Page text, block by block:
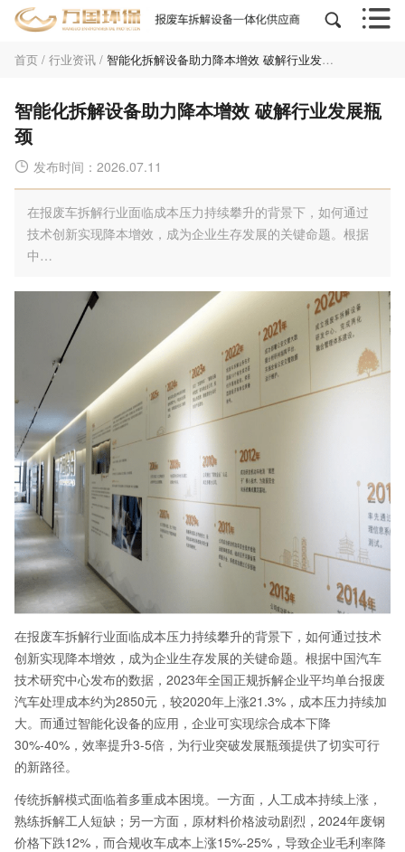
 
首页 / 行业资讯 / 智能化拆解设备助力降本增效 破解行业发展瓶颈
智能化拆解设备助力降本增效 破解行业发展瓶
颈
 发布时间：2026.07.11
在报废车拆解行业面临成本压力持续攀升的背景下，如何通过
技术创新实现降本增效，成为企业生存发展的关键命题。根据
中…
在报废车拆解行业面临成本压力持续攀升的背景下，如何通过技术
创新实现降本增效，成为企业生存发展的关键命题。根据中国汽车
技术研究中心发布的数据，2023年全国正规拆解企业平均单台报废
汽车处理成本约为2850元，较2020年上涨21.3%，成本压力持续加
大。而通过智能化设备的应用，企业可实现综合成本下降
30%-40%，效率提升3-5倍，为行业突破发展瓶颈提供了切实可行
的新路径。
传统拆解模式面临着多重成本困境。一方面，人工成本持续上涨，
熟练拆解工人短缺；另一方面，原材料价格波动剧烈，2024年废钢
价格下跌12%，而合规收车成本上涨15%-25%，导致企业毛利率降